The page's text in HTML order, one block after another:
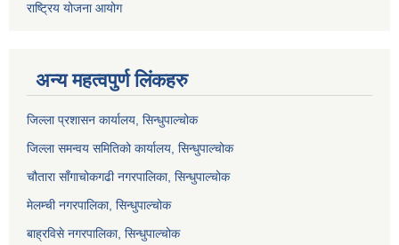
राष्ट्रिय योजना आयोग
अन्य महत्वपुर्ण लिंकहरु
जिल्ला प्रशासन कार्यालय, सिन्धुपाल्चोक
जिल्ला समन्वय समितिको कार्यालय, सिन्धुपाल्चोक
चौतारा साँगाचोकगढी नगरपालिका, सिन्धुपाल्चोक
मेलम्ची नगरपालिका, सिन्धुपाल्चोक
बाह्रविसे नगरपालिका, सिन्धुपाल्चोक